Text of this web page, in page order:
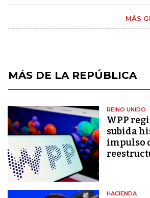
MÁS
MÁS DE LA REPÚBLICA
REINO UNIDO
WPP
subida
impulso
HACIENDA